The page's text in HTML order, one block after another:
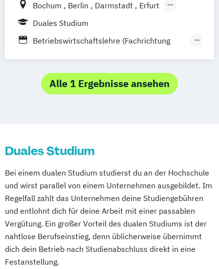
Bochum Berlin Darmstadt
Erfurt
Hamburg
Heidelberg
Online-Campus
Duales Studium
Betriebswirtschaftslehre (Fachrichtung
Hotel- und Tourismusmanagement)
Alle 1 Ergebnisse ansehen
Duales Studium
Bei einem dualen Studium studierst du an der Hochschule
und wirst parallel von einem Unternehmen ausgebildet. Im
Regelfall zahlt das Unternehmen deine Studiengebühren
und entlohnt dich für deine Arbeit mit einer passablen
Vergütung. Ein großer Vorteil des dualen Studiums ist der
nahtlose Berufseinstieg, denn üblicherweise übernimmt
dich dein Betrieb nach Studienabschluss direkt in eine
Festanstellung.